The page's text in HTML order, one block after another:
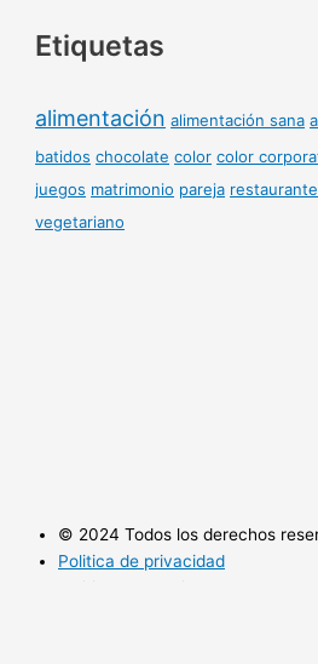
Etiquetas
alimentación alimentación sana
batidos chocolate color color
juegos matrimonio pareja
vegetariano
© 2024 Todos los derechos
Politica de privacidad
Politica de cookies